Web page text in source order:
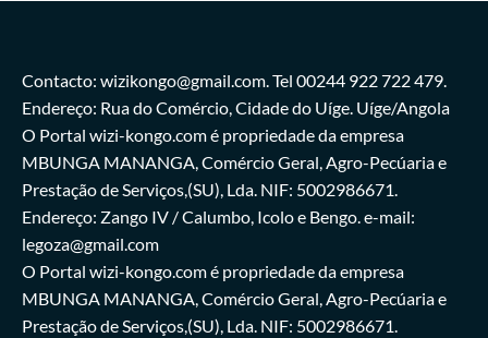
Contacto: wizikongo@gmail.com. Tel 00244 922 722 479.
Endereço: Rua do Comércio, Cidade do Uíge. Uíge/Angola
O Portal wizi-kongo.com é propriedade da empresa
MBUNGA MANANGA, Comércio Geral, Agro-Pecúaria e
Prestação de Serviços,(SU), Lda. NIF: 5002986671.
Endereço: Zango IV / Calumbo, Icolo e Bengo. e-mail:
legoza@gmail.com
O Portal wizi-kongo.com é propriedade da empresa
MBUNGA MANANGA, Comércio Geral, Agro-Pecúaria e
Prestação de Serviços,(SU), Lda. NIF: 5002986671.